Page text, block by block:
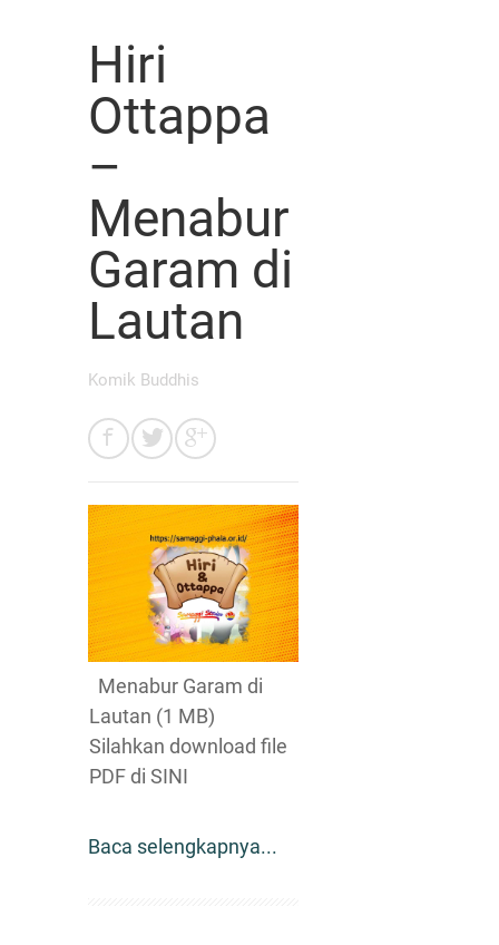
Hiri
Ottappa
–
Menabur
Garam di
Lautan
Komik Buddhis
Menabur Garam di
Lautan (1 MB)
Silahkan download file
PDF di SINI
Baca selengkapnya...